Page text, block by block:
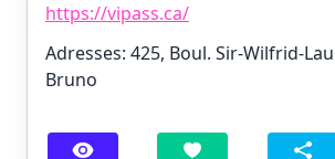
https://vipass.ca/
Adresses: 425, Boul. Sir-Wilfrid-
Bruno